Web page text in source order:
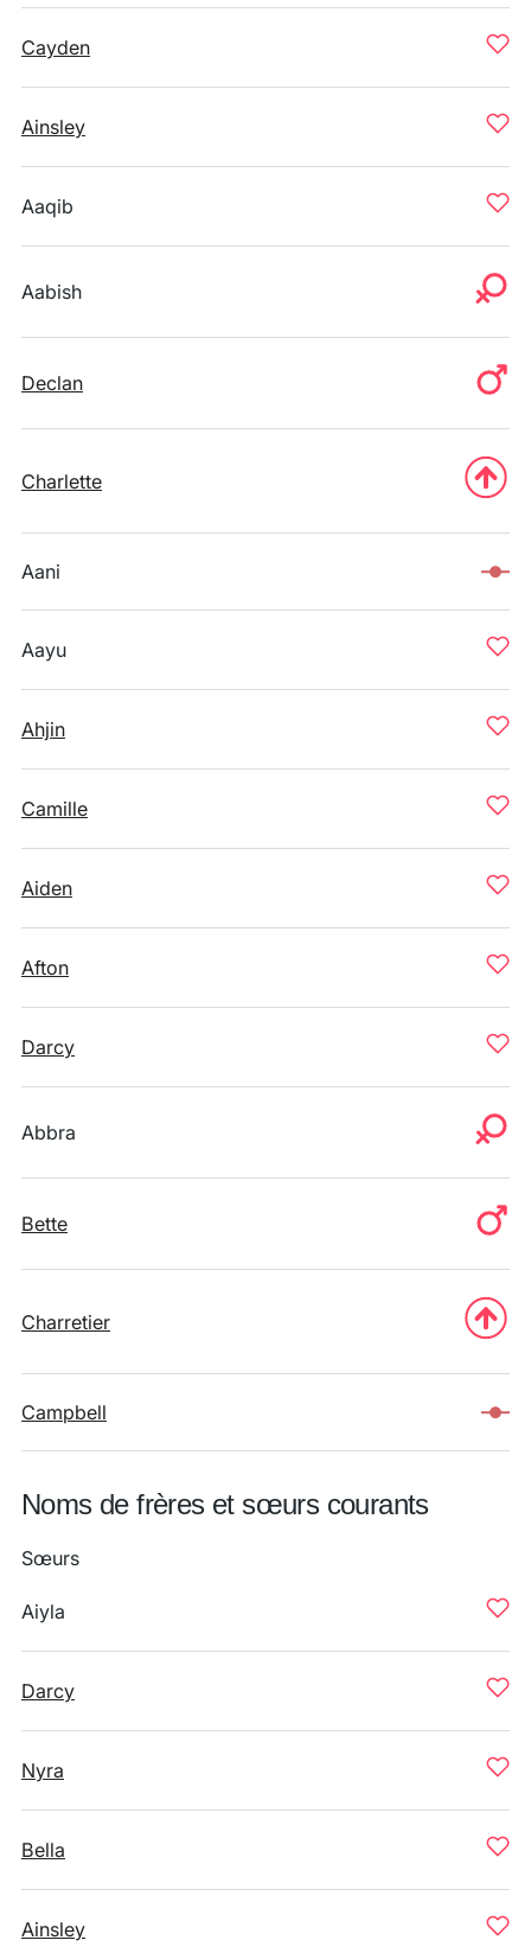
Cayden
Ainsley
Aaqib
Aabish
Declan
Charlette
Aani
Aayu
Ahjin
Camille
Aiden
Afton
Darcy
Abbra
Bette
Charretier
Campbell
Noms de frères et sœurs courants
Sœurs
Aiyla
Darcy
Nyra
Bella
Ainsley